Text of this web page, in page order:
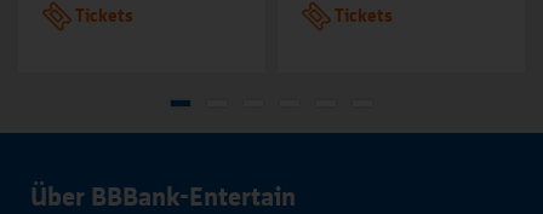
Tickets Tickets
Über BBBank-Entertain